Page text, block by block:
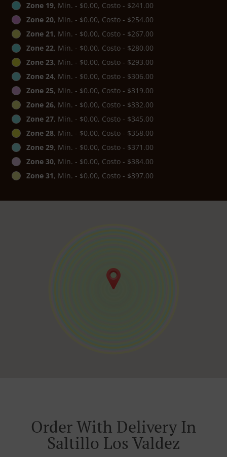
Zone 19, Min. - $0.00, Costo - $241.00
Zone 20, Min. - $0.00, Costo - $254.00
Zone 21, Min. - $0.00, Costo - $267.00
Zone 22, Min. - $0.00, Costo - $280.00
Zone 23, Min. - $0.00, Costo - $293.00
Zone 24, Min. - $0.00, Costo - $306.00
Zone 25, Min. - $0.00, Costo - $319.00
Zone 26, Min. - $0.00, Costo - $332.00
Zone 27, Min. - $0.00, Costo - $345.00
Zone 28, Min. - $0.00, Costo - $358.00
Zone 29, Min. - $0.00, Costo - $371.00
Zone 30, Min. - $0.00, Costo - $384.00
Zone 31, Min. - $0.00, Costo - $397.00
Order With Delivery In
Saltillo Los Valdez